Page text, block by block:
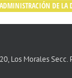
DE LA
Los Morales Secc.